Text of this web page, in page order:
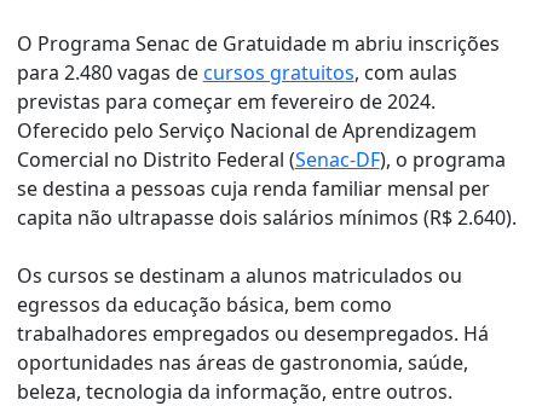
O Programa Senac de Gratuidade m abriu inscrições
para 2.480 vagas decursos gratuitos, com aulas
previstas para começar em fevereiro de 2024.
Oferecido pelo Serviço Nacional de Aprendizagem
Comercial no Distrito Federal (Senac-DF), o programa
se destina a pessoas cuja renda familiar mensal per
capita não ultrapasse dois salários mínimos (R$ 2.640).
Os cursos se destinam a alunos matriculados ou
egressos da educação básica, bem como
trabalhadores empregados ou desempregados. Há
oportunidades nas áreas de gastronomia, saúde,
beleza, tecnologia da informação, entre outros.